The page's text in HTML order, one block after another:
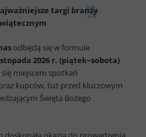
targi branży
odbędą się w formule
2026 r. (piątek–sobota)
miejscem spotkań
kupców, tuż przed kluczowym
Święta Bożego